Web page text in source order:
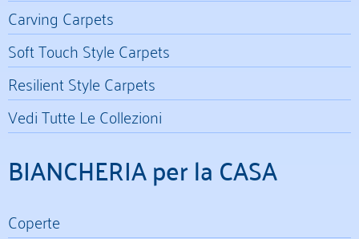
Carving Carpets
Soft Touch Style Carpets
Resilient Style Carpets
Vedi Tutte Le Collezioni
BIANCHERIA per la CASA
Coperte